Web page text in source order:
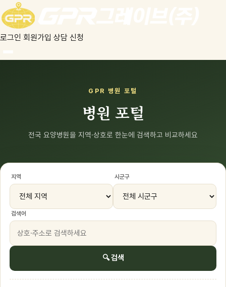
로그인 회원가입 상담 신청
GPR 병원 포털
병원 포털
전국 요양병원을 지역·상호로 한눈에 검색하고 비교하세요
지역 시군구
검색어
🔍 검색